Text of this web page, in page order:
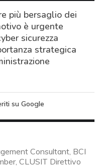
più bersaglio dei
è urgente
sicurezza
strategica
su Google
Consultant, BCI
CLUSIT Direttivo